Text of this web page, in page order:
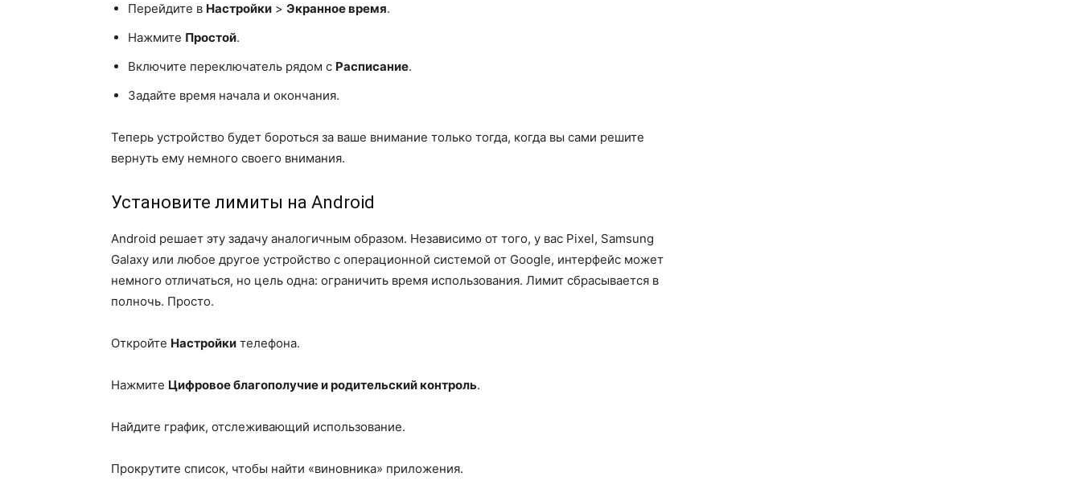
Перейдите в Настройки > Экранное время.
Нажмите Простой.
Включите переключатель рядом с Расписание.
Задайте время начала и окончания.
Теперь устройство будет бороться за ваше внимание только тогда, когда вы сами решите
вернуть ему немного своего внимания.
Установите лимиты на Android
Android решает эту задачу аналогичным образом. Независимо от того, у вас Pixel, Samsung
Galaxy или любое другое устройство с операционной системой от Google, интерфейс может
немного отличаться, но цель одна: ограничить время использования. Лимит сбрасывается в
полночь. Просто.
Откройте Настройки телефона.
Нажмите Цифровое благополучие и родительский контроль.
Найдите график, отслеживающий использование.
Прокрутите список, чтобы найти «виновника» приложения.